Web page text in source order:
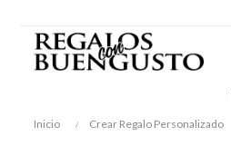
Inicio Crear Regalo Personalizado